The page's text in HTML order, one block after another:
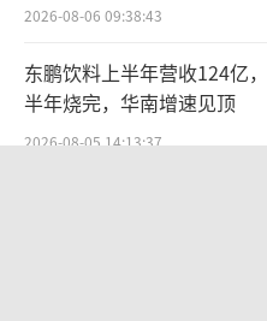
“量贩零食店具
零食店基础上拓宽
品，就能形成一定的
悦小森零食创始人黄
2026-08-06 09:38:43
东鹏饮料上半年营收124亿
半年烧完，华南增速见顶
2026-08-05 14:13:37